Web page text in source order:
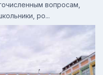
вопросам,
ро...